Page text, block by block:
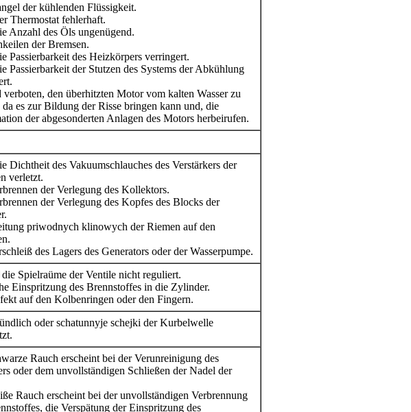
der kühlenden Flüssigkeit.
Thermostat fehlerhaft.
Anzahl des Öls ungenügend.
der Bremsen.
Passierbarkeit des Heizkörpers verringert.
Passierbarkeit der Stutzen des Systems der Abkühlung
verboten, den überhitzten Motor vom kalten Wasser zu
es zur Bildung der Risse bringen kann und, die
der abgesonderten Anlagen des Motors herbeirufen.
Dichtheit des Vakuumschlauches des Verstärkers der
verletzt.
der Verlegung des Kollektors.
der Verlegung des Kopfes des Blocks der
priwodnych klinowych der Riemen auf den
des Lagers des Generators oder der Wasserpumpe.
Spielraüme der Ventile nicht reguliert.
Einspritzung des Brennstoffes in die Zylinder.
auf den Kolbenringen oder den Fingern.
oder schatunnyje schejki der Kurbelwelle
Rauch erscheint bei der Verunreinigung des
oder dem unvollständigen Schließen der Nadel der
Rauch erscheint bei der unvollständigen Verbrennung
die Verspätung der Einspritzung des